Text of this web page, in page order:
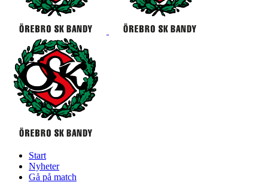
Start
Nyheter
Gå på match